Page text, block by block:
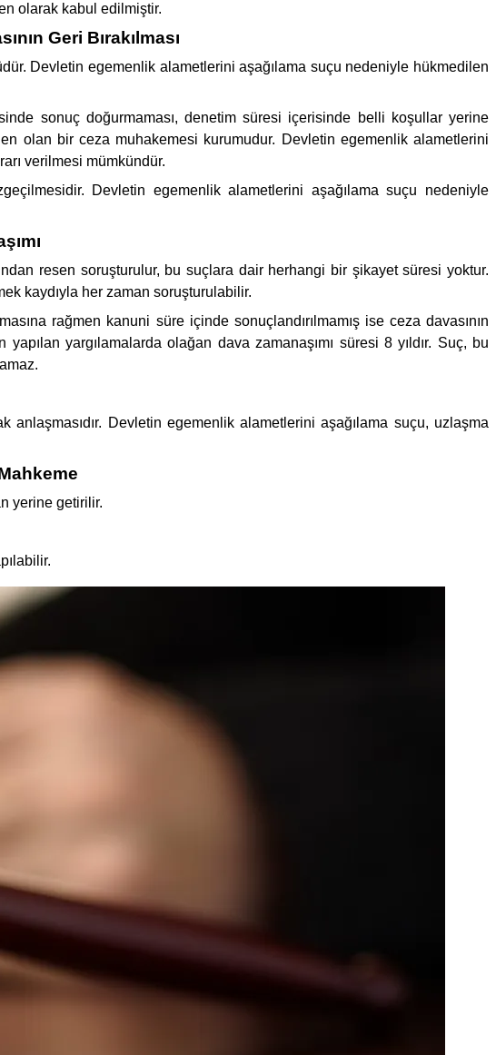
olarak kabul edilmiştir.
Geri Bırakılması
Devletin egemenlik alametlerini aşağılama suçu nedeniyle hükmedilen
sonuç doğurmaması, denetim süresi içerisinde belli koşullar yerine
olan bir ceza muhakemesi kurumudur. Devletin egemenlik alametlerini
verilmesi mümkündür.
Devletin egemenlik alametlerini aşağılama suçu nedeniyle
resen soruşturulur, bu suçlara dair herhangi bir şikayet süresi yoktur.
kaydıyla her zaman soruşturulabilir.
rağmen kanuni süre içinde sonuçlandırılmamış ise ceza davasının
yargılamalarda olağan dava zamanaşımı süresi 8 yıldır. Suç, bu
anlaşmasıdır. Devletin egemenlik alametlerini aşağılama suçu, uzlaşma
yerine getirilir.